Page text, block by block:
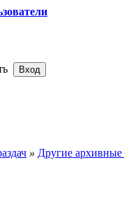
» Другие архивные